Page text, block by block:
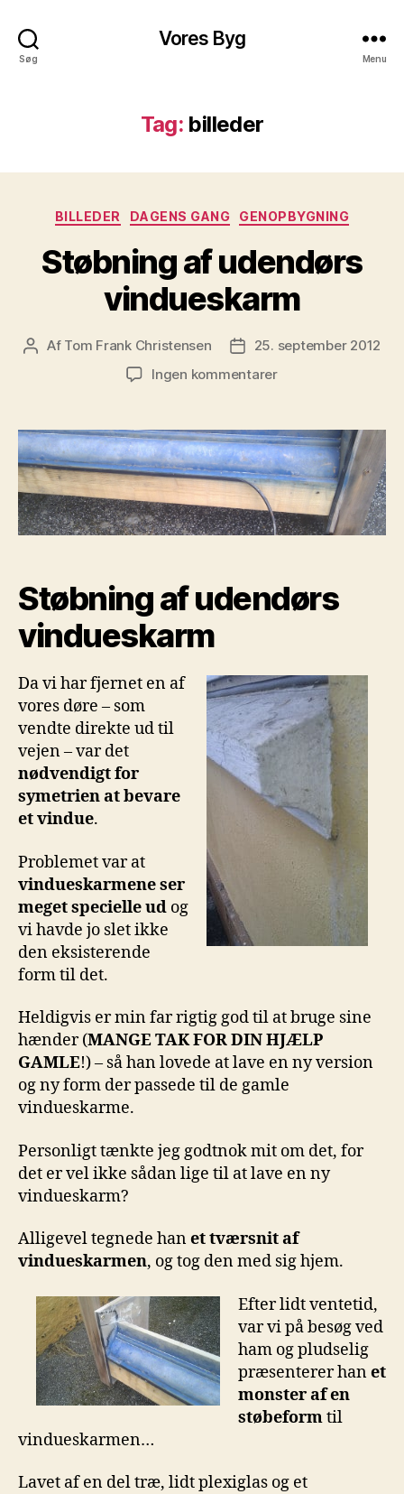
Søg
Vores Byg
Menu
Tag: billeder
Kategorier
BILLEDER DAGENS GANG GENOPBYGNING
Støbning af udendørs
vindueskarm
Indlægsforfatter
Af Tom Frank Christensen Indlægsdato
25. september 2012
Ingen kommentarertil
udendørs
vindueskarm
Støbning af udendørs
vindueskarm
Da vi har fjernet en af
vores døre – som
vendte direkte ud til
vejen – var det
nødvendigt for
symetrien at bevare
et vindue.
Problemet var at
vindueskarmene ser
meget specielle ud og
vi havde jo slet ikke
den eksisterende
form til det.
Heldigvis er min far rigtig god til at bruge sine
hænder (MANGE TAK FOR DIN HJÆLP
GAMLE!) – så han lovede at lave en ny version
og ny form der passede til de gamle
vindueskarme.
Personligt tænkte jeg godtnok mit om det, for
det er vel ikke sådan lige til at lave en ny
vindueskarm?
Alligevel tegnede hanet tværsnit af
vindueskarmen, og tog den med sig hjem.
Efter lidt ventetid,
var vi på besøg ved
ham og pludselig
præsenterer hanet
monster af en
støbeformtil
vindueskarmen…
Lavet af en del træ, lidt plexiglas og et